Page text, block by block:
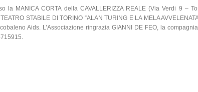
la MANICA CORTA della CAVALLERIZZA REALE (Via Verdi 9 –
STABILE DI TORINO “ALAN TURING E LA MELA
Aids. L’Associazione ringrazia GIANNI DE FEO, la